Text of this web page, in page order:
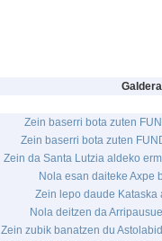
Zein baserri bota zuten
Zein baserri bota zuten
Zein da Santa Lutzia aldeko
Nola esan daiteke Axpe
Zein lepo daude Kataska
Nola deitzen da
Zein zubik banatzen du